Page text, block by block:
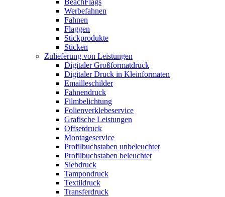
BeachFlags
Werbefahnen
Fahnen
Flaggen
Stickprodukte
Sticken
Zulieferung von Leistungen
Digitaler Großformatdruck
Digitaler Druck in Kleinformaten
Emailleschilder
Fahnendruck
Filmbelichtung
Folienverklebeservice
Grafische Leistungen
Offsetdruck
Montageservice
Profilbuchstaben unbeleuchtet
Profilbuchstaben beleuchtet
Siebdruck
Tampondruck
Textildruck
Transferdruck